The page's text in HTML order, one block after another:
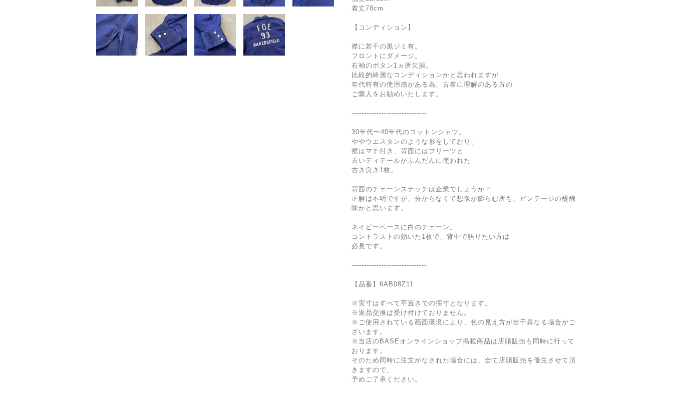
着丈78cm
【コンディション】
襟に若干の黒ジミ有。
フロントにダメージ。
右袖のボタン1ヵ所欠損。
比較的綺麗なコンディションかと思われますが
年代特有の使用感がある為、古着に理解のある方の
ご購入をお勧めいたします。
------------------------------
30年代〜40年代のコットンシャツ。
ややウエスタンのような形をしており、
裾はマチ付き、背面にはプリーツと
古いディテールがふんだんに使われた
古き良き1枚。
背面のチェーンステッチは企業でしょうか？
正解は不明ですが、分からなくて想像が膨らむ所も、ビンテージの醍醐
味かと思います。
ネイビーベースに白のチェーン。
コントラストの効いた1枚で、背中で語りたい方は
必見です。
------------------------------
【品番】6AB08Z11
※実寸はすべて平置きでの採寸となります。
※返品交換は受け付けておりません。
※ご使用されている画面環境により、色の見え方が若干異なる場合がご
ざいます。
※当店のBASEオンラインショップ掲載商品は店頭販売も同時に行って
おります。
そのため同時に注文がなされた場合には、全て店頭販売を優先させて頂
きますので、
予めご了承ください。